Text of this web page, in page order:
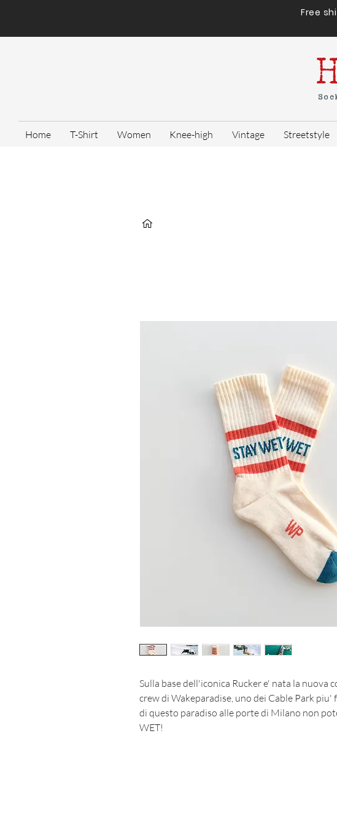
Free
Home T-Shirt Women Knee-high Vintage Streetstyle
Sulla base dell'iconica Rucker e' nata la nuova
crew di Wakeparadise, uno dei Cable Park
di questo paradiso alle porte di Milano non
WET!